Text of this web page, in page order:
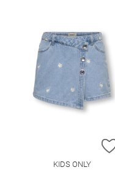
KIDS ONLY